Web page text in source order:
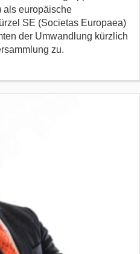
als europäische
SE (Societas Europaea)
der Umwandlung kürzlich
zu.